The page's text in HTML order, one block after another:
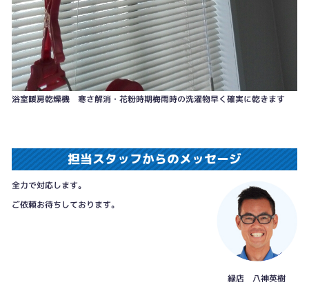
浴室暖房乾燥機 寒さ解消・花粉時期梅雨時の洗濯物早く確実に乾きます
担当スタッフからのメッセージ
全力で対応します。
ご依頼お待ちしております。
緑店 八神英樹